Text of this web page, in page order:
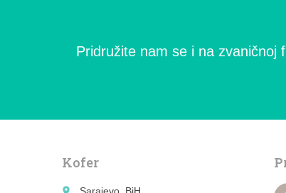
Pridružite nam se i na zvaničnoj
Kofer